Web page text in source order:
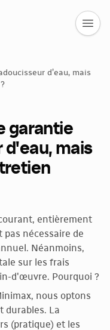
d'eau, mais
garantie
d'eau, mais
entièrement
pas nécessaire de
Néanmoins,
sur les frais
d'œuvre. Pourquoi ?
nous optons
durables. La
(pratique) et les